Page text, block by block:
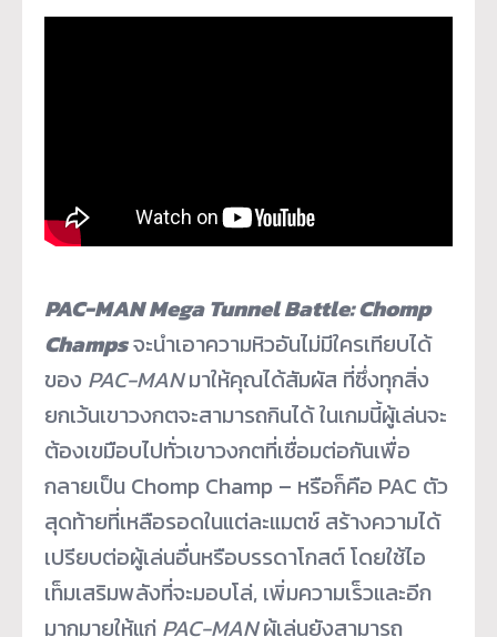
PAC-MAN Mega Tunnel Battle: Chomp
Champsจะนำเอาความหิวอันไม่มีใครเทียบได้
ของ PAC-MANมาให้คุณได้สัมผัส ที่ซึ่งทุกสิ่ง
ยกเว้นเขาวงกตจะสามารถกินได้ ในเกมนี้ผู้เล่นจะ
ต้องเขมือบไปทั่วเขาวงกตที่เชื่อมต่อกันเพื่อ
กลายเป็น Chomp Champ – หรือก็คือ PAC ตัว
สุดท้ายที่เหลือรอดในแต่ละแมตช์ สร้างความได้
เปรียบต่อผู้เล่นอื่นหรือบรรดาโกสต์ โดยใช้ไอ
เท็มเสริมพลังที่จะมอบโล่, เพิ่มความเร็วและอีก
มากมายให้แก่ PAC-MANผู้เล่นยังสามารถ